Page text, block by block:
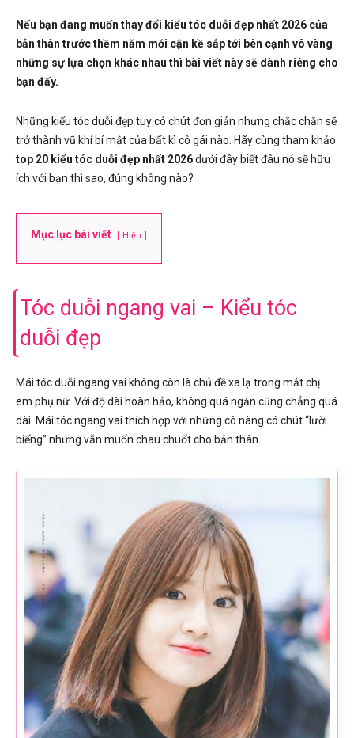
Nếu bạn đang muốn thay đổi kiểu tóc duỗi đẹp nhất 2026 của
bản thân trước thềm năm mới cận kề sắp tới bên cạnh vô vàng
những sự lựa chọn khác nhau thì bài viết này sẽ dành riêng cho
bạn đấy.
Những kiểu tóc duỗi đẹp tuy có chút đơn giản nhưng chắc chắn sẽ
trở thành vũ khí bí mật của bất kì cô gái nào. Hãy cùng tham khảo
top 20 kiểu tóc duỗi đẹp nhất 2026dưới đây biết đâu nó sẽ hữu
ích với bạn thì sao, đúng không nào?
Mục lục bài viết Hiện
Tóc duỗi ngang vai – Kiểu tóc
duỗi đẹp
Mái tóc duỗi ngang vai không còn là chủ đề xa lạ trong mắt chị
em phụ nữ. Với độ dài hoàn hảo, không quá ngắn cũng chẳng quá
dài. Mái tóc ngang vai thích hợp với những cô nàng có chút “lười
biếng” nhưng vẫn muốn chau chuốt cho bản thân.